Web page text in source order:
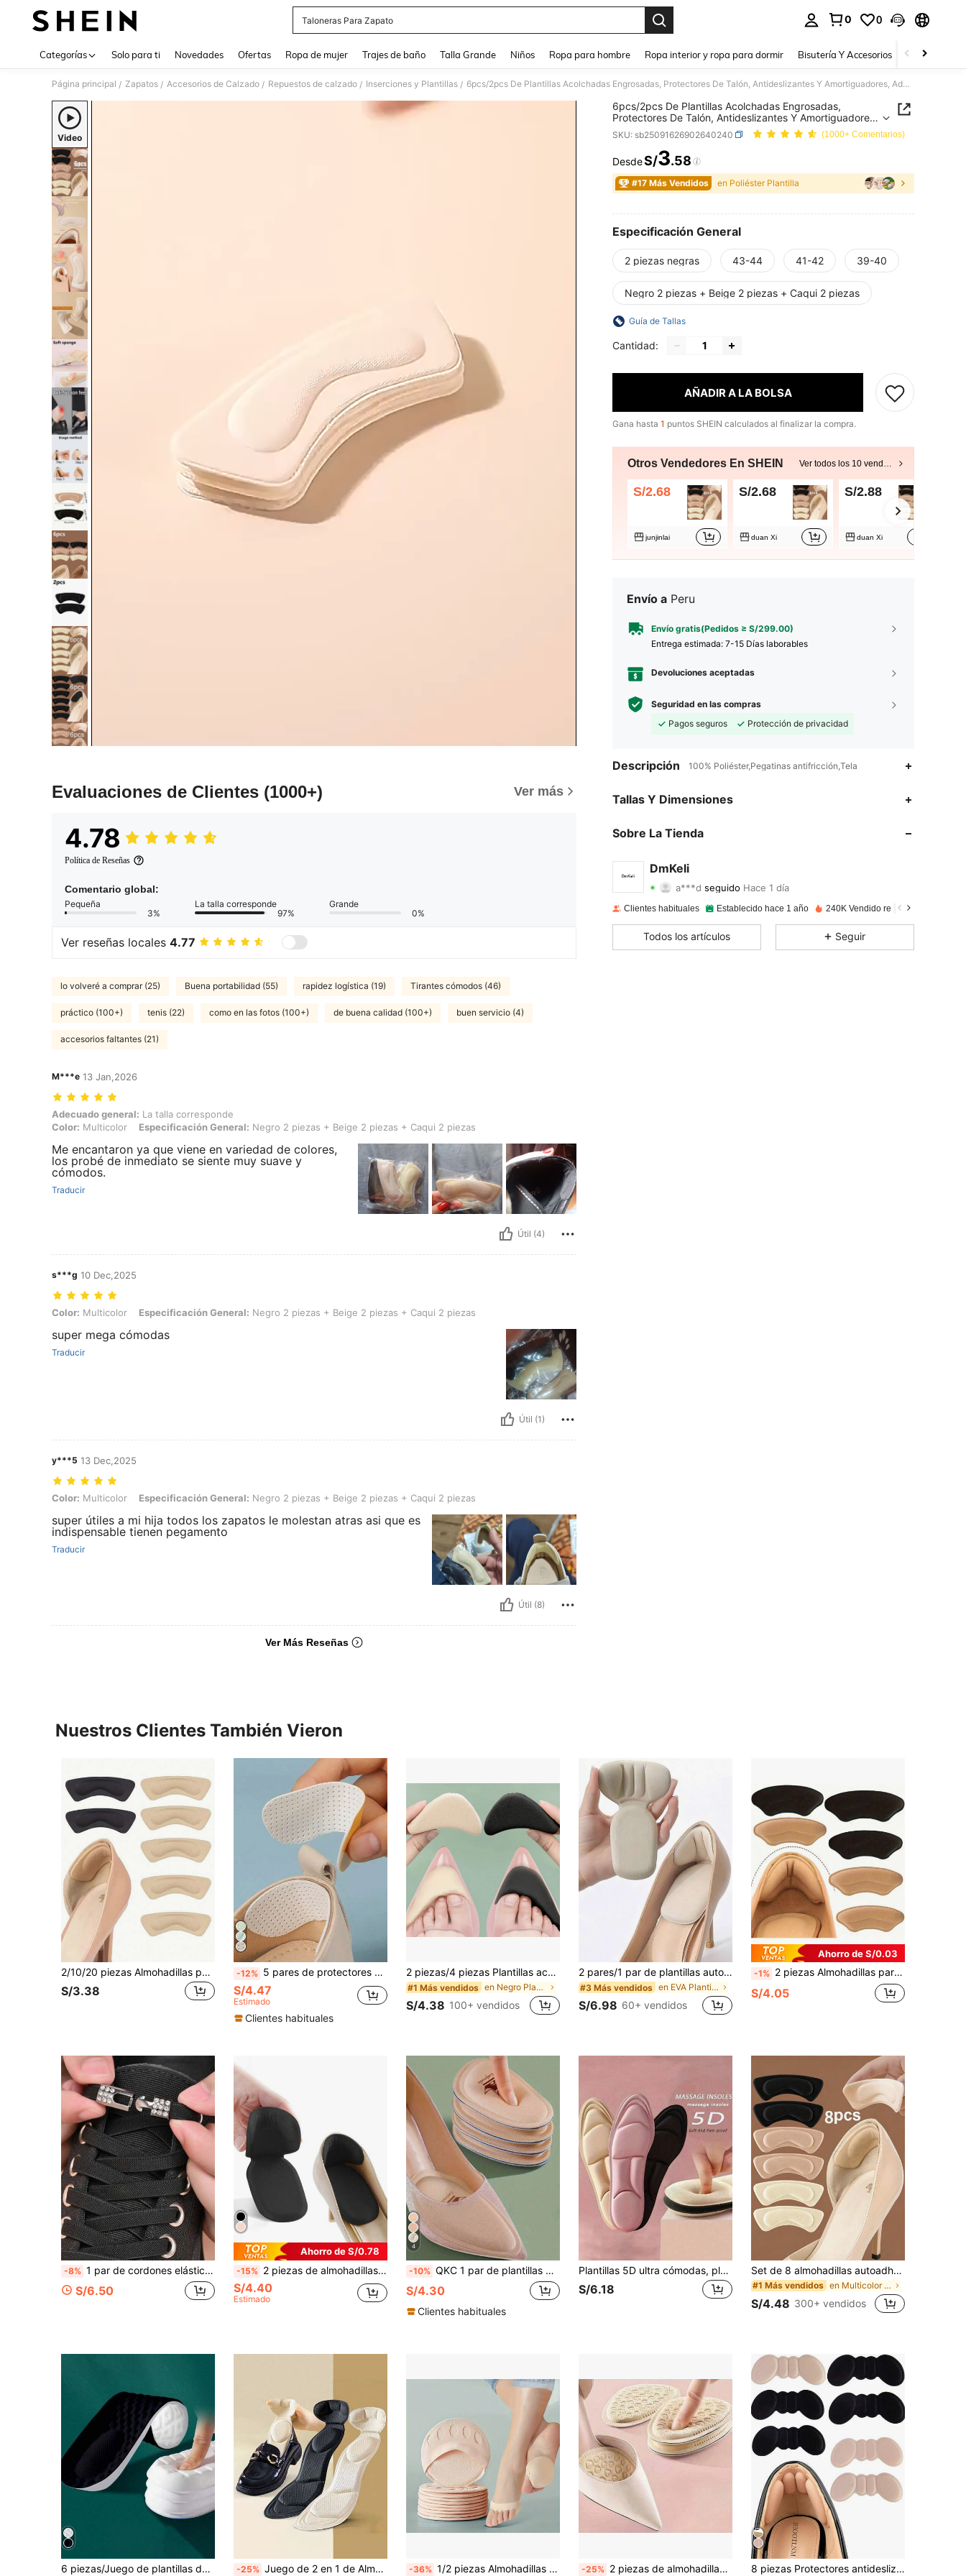
Taloneras Para Zapato
0 0
Categorías Solo para ti Novedades Ofertas Ropa de mujer Trajes de baño Talla Grande Niños Ropa para hombre Ropa interior y ropa para dormir Bisutería Y Accesorios Zapatos
Página principal / Zapatos / Accesorios de Calzado / Repuestos de calzado / Inserciones y Plantillas / 6pcs/2pcs De Plantillas Acolchadas Engrosadas, Protectores De Talón, Antideslizantes Y Amortiguadores, Adecuados Para Tacones Altos, Zapatos De Vestir, Adecuados Para Caminar, Correr.
Video
Evaluaciones de Clientes (1000+) Ver más
4.78
Política de Reseñas
Comentario global:
Pequeña
3%
La talla corresponde
97%
Grande
0%
Ver reseñas locales 4.77
lo volveré a comprar (25) Buena portabilidad (55) rapidez logística (19) Tirantes cómodos (46)
práctico (100+) tenis (22) como en las fotos (100+) de buena calidad (100+) buen servicio (4)
accesorios faltantes (21)
M***e 13 Jan,2026
Adecuado general: La talla corresponde, Color: Multicolor, Especificación General: Negro 2 piezas + Beige 2 piezas + Caqui 2 piezas
Adecuado general: La talla corresponde
Color: Multicolor Especificación General: Negro 2 piezas + Beige 2 piezas + Caqui 2 piezas
Me encantaron ya que viene en variedad de colores,
los probé de inmediato se siente muy suave y
cómodos.
Traducir
Útil (4)
s***g 10 Dec,2025
Color: Multicolor, Especificación General: Negro 2 piezas + Beige 2 piezas + Caqui 2 piezas
Color: Multicolor Especificación General: Negro 2 piezas + Beige 2 piezas + Caqui 2 piezas
super mega cómodas
Traducir
Útil (1)
y***5 13 Dec,2025
Color: Multicolor, Especificación General: Negro 2 piezas + Beige 2 piezas + Caqui 2 piezas
Color: Multicolor Especificación General: Negro 2 piezas + Beige 2 piezas + Caqui 2 piezas
super útiles a mi hija todos los zapatos le molestan atras asi que es
indispensable tienen pegamento
Traducir
Útil (8)
Ver Más Reseñas
6pcs/2pcs De Plantillas Acolchadas Engrosadas,
Protectores De Talón, Antideslizantes Y Amortiguadores,
Adecuados Para Tacones Altos, Zapatos De Vestir,
Adecuados Para Caminar, Correr.
SKU: sb25091626902640240 (1000+ Comentarios)
PRICE AND AVAILABILITY
DesdeS/3.58
#17 Más Vendidos en Poliéster Plantilla
Especificación General
2 piezas negras 43-44 41-42 39-40
Negro 2 piezas + Beige 2 piezas + Caqui 2 piezas
Guía de Tallas
Cantidad:
AÑADIR A LA BOLSA
Gana hasta 1 puntos SHEIN calculados al finalizar la compra.
Otros Vendedores En SHEIN Ver todos los 10 vendedores
S/2.68
junjinlai
S/2.68
duan Xi
S/2.88
duan Xi
Envío a Peru
Envío gratis(Pedidos ≥ S/299.00)
Entrega estimada: 7-15 Días laborables
Devoluciones aceptadas
Seguridad en las compras
Pagos seguros
Protección de privacidad
Descripción 100% Poliéster,Pegatinas antifricción,Tela
Tallas Y Dimensiones
Sobre La Tienda
DmKeli
a***d
4.89 Calificación 127Artículos
4.89 127 4.8K
Clientes habituales Establecido hace 1 año 240K Vendido recientemente
Todos los artículos Seguir
Nuestros Clientes También Vieron
2/10/20 piezas Almohadillas para talón para zapatos demasiado grandes Protectores de talón autoadhesivos Insertos para talón Mejoran el ajuste y la comodidad del zapato Previenen el deslizamiento y las ampollas del talón, Accesorios para zapatos y botas
S/3.38
-12% 5 pares de protectores de talón suaves: antideslizantes, con absorción de impactos, protectores de tacón alto, forros de talón invisibles, adecuados para tacones altos y zapatillas, protegen los talones y los , accesorios de calzado unisex
S/4.47
Estimado
Clientes habituales
2 piezas/4 piezas Plantillas acolchadas para la parte delantera del pie para mujeres, alivian el dolor, reducen el tamaño del zapato, mejoran el ajuste, la comodidad y la protección para tacones altos, zapatos y botas. Regalo para novia/Día de San Valentín, zapato, selecciones de primavera y verano, regalos para damas de honor, habitación, playa, viaje, para hombres, para mujeres, vacaciones, cosas lindas, regalo del Día de la Madre, jardín, verano, playa, esponjoso, graduación, estante para zapatos, ahorrador de almacenamiento, ceremonia de graduación, felicitaciones graduado, fiesta de graduación
#1 Más vendidos en Negro Plantilla
S/4.38 100+ vendidos
2 pares/1 par de plantillas autoadhesivas de esponja gruesa, almohadilla de talón antifricción, para ajustar zapatos de talla grande a un ajuste talla grande pequeño. Almohadilla protectora para zapatos deportivos, plantilla casual. Almohadilla de protección de talón, agarre antideslizante, transpirable, amortiguación duradera, perfil ancho
#3 Más vendidos en EVA Plantilla
S/6.98 60+ vendidos
Ahorro de S/0.03
-1% 2 piezas Almohadillas para talón para zapatos demasiado grandes Protectores de talón autoadhesivos Insertos para talón Mejoran el ajuste y la comodidad del zapato Evitan el deslizamiento y las ampollas del talón Aislamiento, Día de San Valentín, Cachorro, Carnaval, Decoraciones de fiesta, Zapato, Selecciones de primavera y verano, Regalos para damas de honor, Habitación, Decoración de dormitorio, Playa, Viaje, Para hombres, Para mujeres, Vacaciones, Cosas lindas, Regalo del Día de la Madre, Decoración de dormitorio, Jardín, Decoración de cocina, Verano, Playa, Artículos de viaje esenciales, Decoración de habitación, Esponjoso, Graduación, Estante para zapatos, Ahorrador de almacenamiento, Exterior, Jardín, Artículo esencial de viaje, Portátil, Artículo esencial de playa, Temporada de graduación, Ceremonia de graduación, Regalo de graduación, Regalo de graduación, Felicitaciones graduado, Felicitaciones graduado, Valedictorian, Terminar la escuela, Fiesta de graduación
S/4.05
-8% 1 par de cordones elásticos sin nudo con hebilla de metal y strass, cordones planos elásticos y holgados, accesorios para zapatos deportivos de fácil instalación, adecuados para zapatillas de hombre y mujer
S/6.50
Ahorro de S/0.78
-15% 2 piezas de almohadillas antideslizantes gruesas en forma de T para el talón, agarres autoadhesivos para zapatos de hombres y mujeres, almohadillas protectoras antideslizantes y anti-rozaduras
S/4.40
Estimado
4
-10% QKC 1 par de plantillas de medio tamaño para mujeres, antideslizantes, transpirables y absorben el sudor, adecuadas para tacones altos, mocasines y zapatillas de hombre, para uso diario en verano, accesorios de calzado para mujeres
S/4.30
Clientes habituales
Plantillas 5D ultra cómodas, plantillas ajustables y resistentes al desgaste - Ajustables, resistentes al desgaste, de espuma de memoria transpirable para correr y deportes de mujeres - Absorción de impactos, soporte del arco, anti-olor y transpirable, aislamiento, Día de San Valentín, Cachorro, Carnaval, Decoraciones de fiesta, Zapato, Selecciones de primavera y verano, Regalos para damas de honor, Habitación, Playa, Viaje, Para hombres, Para mujeres, Vacaciones, Cosas lindas, Regalo del Día de la Madre, Jardín, Verano, Playa, Esponjoso, Graduación, Estante para zapatos, Ahorrador de almacenamiento, Ceremonia de graduación, Felicitaciones graduado, Fiesta de graduación
S/6.18
Set de 8 almohadillas autoadhesivas con acolchado grueso para talones, insertos de espuma antideslizante y amortiguadores para tacones altos, botas, zapatos de vestir, suaves y cómodos para caminar y estar de pie durante mucho tiempo, evitan resbalones y ampollas, reductor de talla de zapatos, aislamiento para mujeres, Galentines, Puppy, Carnaval, Zapato, Selecciones de primavera y verano, Regalos para damas de honor, Habitación, Decoración de dormitorio, Decoración de dormitorio, Playa, Viaje, Para hombres, Para mujeres, Vacaciones, Día de la mujer, Artículos de viaje, Recuerdos de boda, Y2k, Dormitorio, Accesorios para automóviles de mujer, Decoración de cocina, Cosas lindas, Regalo del Día de la Madre, Decoración de dormitorio, Jardín, Decoración de cocina, Verano, Playa, Artículos de viaje, Decoración de habitaciones, Esponjoso, Graduación, Estante para zapatos, Ahorrador de almacenamiento, Exterior, Jardín, Artículo de viaje, Portátil, Artículo de playa, Temporada de graduación, C
#1 Más vendidos en Multicolor Plantilla
S/4.48 300+ vendidos
6 piezas/Juego de plantillas de cojín suave, almohadillas para zapatos de running con absorción de impactos, plantillas antideslizantes y cómodas para uso diario (disponible en 6/4/2/1 piezas) -25% Juego de 2 en 1 de Almohadilla de Apoyo de Arco y Media Plantilla, Adecuado para Mocasines, Plantillas con Diseño Dividido Antideslizante y Absorbente de Sudor, Alivia la Fatiga de los Pies, Previene el Deslizamiento del Talón, Hace que los Zapatos de Talla Grande se Ajusten Mejor, Adecuado para Zapatos de Cuero Casuales Diarios -36% 1/2 piezas Almohadillas de cojín para antepié, plantillas de poliéster gruesas y transpirables, alivian la presión del antepié, adecuadas para todo tipo de zapatos, almohadillas antideslizantes para zapatos, organizador de zapatos, esencial para viajes, playa, graduación, ceremonia de graduación, regalo de graduación, felicitaciones graduado, valedictorian, fin de la escuela, fiesta de graduación -25% 2 piezas de almohadillas transpirables en forma de corazón para la suela delantera, insertos de media talla antideslizantes suaves y elásticos para alivio de presión en tacones altos, almohadillas para pies autoadhesivas que absorben el sudor y alivian el dolor, cojín de suela delantera engrosado antifricción para zapatos de punta fina, adecuado para tacones de aguja, zapatos, zapatos de punta fina, alivio del dolor por estar de pie mucho tiempo, zapatos de talla grande antideslizantes, protección de los pies para el uso diario 8 piezas Protectores antideslizantes para tacones, adecuados para zapatos sueltos - Protectores de tacón autoadhesivos, insertos de tacón para mejorar el ajuste y la comodidad del zapato, evitar el deslizamiento del talón y las ampollas, amortiguar el dolor de talón, adecuados para todos los zapatos de hombres y mujeres (1/2/4/8 piezas disponibles), Zapato, Selecciones de primavera y verano, Regalos para damas de honor, Habitación, Decoración de dormitorio, Playa, Viaje, Para hombres, Para mujeres, Vacaciones, Cosas lindas, Regalo del Día de la Madre, Decoración de dormitorio, Jardín, Decoración de cocina, Verano, Playa, Artículos de viaje esenciales, Decoración de habitación, Esponjoso, Graduación, Estante para zapatos, Ahorrador de almacenamiento, Exterior, Jardín, Artículo de viaje esencial, Portátil, Artículo esencial de playa, Temporada de graduación, Ceremonia de graduación, Regalo de graduación, Regalo de graduación, Felicitaciones graduado, Felicitaciones graduado, Valedictoria